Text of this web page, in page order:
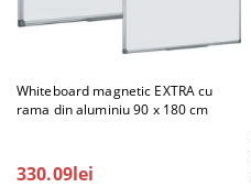
Whiteboard magnetic EXTRA cu
rama din aluminiu 90 x 180 cm
330.09lei